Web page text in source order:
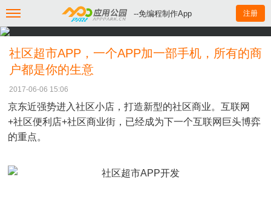
--免编程制作App 注册
社区超市APP，一个APP加一部手机，所有的商
户都是你的生意
2017-06-06 15:06
京东近强势进入社区小店，打造新型的社区商业。互联网
+社区便利店+社区商业街，已经成为下一个互联网巨头博弈
的重点。